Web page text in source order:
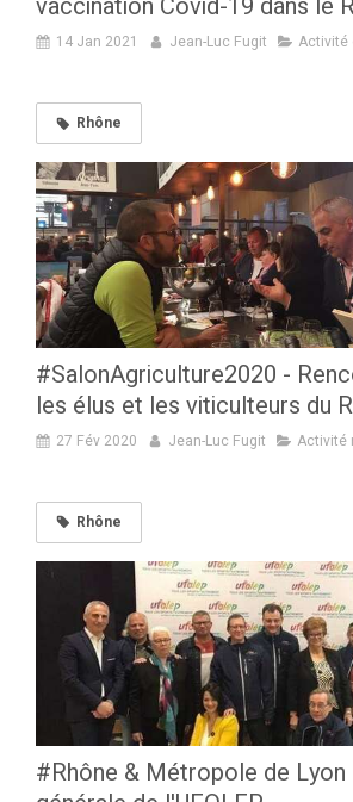
vaccination Covid-19 dans le
14 Jan 2021 Jean-Luc Fugit Activité
Rhône
#SalonAgriculture2020 -
les élus et les viticulteurs du
27 Fév 2020 Jean-Luc Fugit Activité
Rhône
#Rhône & Métropole de